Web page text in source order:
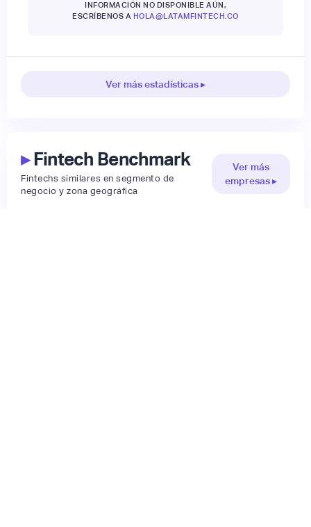
INFORMACIÓN NO DISPONIBLE AÚN,
ESCRÍBENOS A HOLA@LATAMFINTECH.CO
Ver más estadísticas ▸
▸Fintech Benchmark
Fintechs similares en segmento de
negocio y zona geográfica
Ver más
empresas ▸